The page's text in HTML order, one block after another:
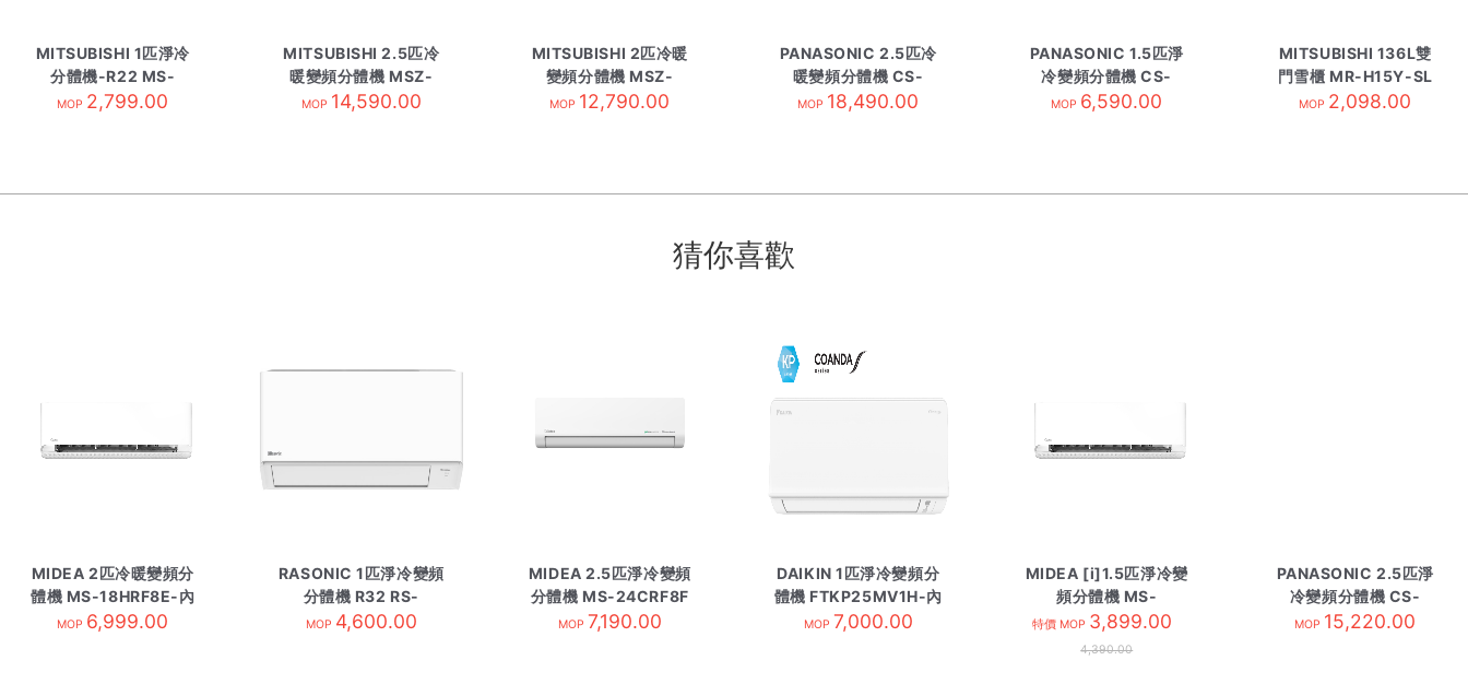
MITSUBISHI 1匹淨冷
分體機-R22 MS-
F10VC-內
MOP 2,799.00
MITSUBISHI 2.5匹冷
暖變頻分體機 MSZ-
WG20VA-內 R410A
MOP 14,590.00
MITSUBISHI 2匹冷暖
變頻分體機 MSZ-
WG18VA-內 R410A
MOP 12,790.00
PANASONIC 2.5匹冷
暖變頻分體機 CS-
RZ24BKA 內-R32
MOP 18,490.00
PANASONIC 1.5匹淨
冷變頻分體機 CS-
LS12WKA 內-R410A
MOP 6,590.00
MITSUBISHI 136L雙
門雪櫃 MR-H15Y-SL
閃銀
MOP 2,098.00
猜你喜歡
MIDEA 2匹冷暖變頻分
體機 MS-18HRF8E-內
R32
MOP 6,999.00
RASONIC 1匹淨冷變頻
分體機 R32 RS-
YU9BK 內
MOP 4,600.00
MIDEA 2.5匹淨冷變頻
分體機 MS-24CRF8F
內 R32
MOP 7,190.00
DAIKIN 1匹淨冷變頻分
體機 FTKP25MV1H-內
R32
MOP 7,000.00
MIDEA [i]1.5匹淨冷變
頻分體機 MS-
12CRF8E-內 R32
特價 MOP 3,899.00
4,390.00
PANASONIC 2.5匹淨
冷變頻分體機 CS-
YU24BKA-R32 內
MOP 15,220.00